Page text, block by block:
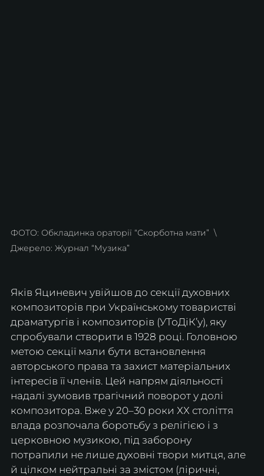
ФОТО: Обкладинка ораторії “Скорботна мати”  \
Джерело: Журнал “Музика”
Яків Яциневич увійшов до секції духовних
композиторів при Українському товаристві
драматургів і композиторів (УТоДіК’у), яку
спробували створити в 1928 році. Головною
метою секції мали бути встановлення
авторського права та захист матеріальних
інтересів її членів. Цей напрям діяльності
надалі зумовив трагічний поворот у долі
композитора. Вже у 20–30 роки ХХ століття
влада розпочала боротьбу з релігією і з
церковною музикою, під заборону
потрапили не лише духовні твори митця, але
й цілком нейтральні за змістом (ліричні,